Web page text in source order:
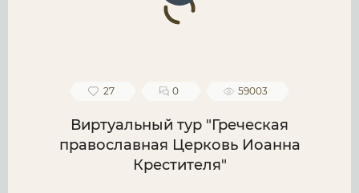
27 0 59003
Виртуальный тур "Греческая
православная Церковь Иоанна
Крестителя"